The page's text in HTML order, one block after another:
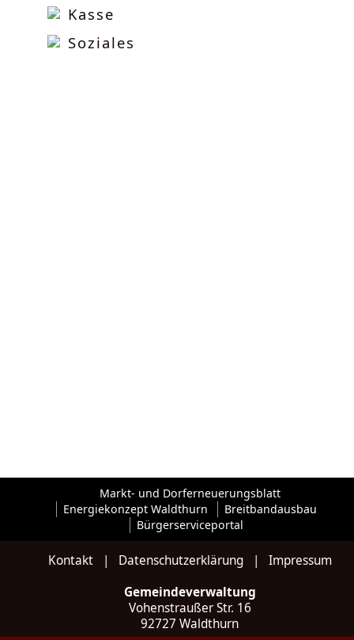
Kasse
Soziales
Markt- und Dorferneuerungsblatt
Energiekonzept Waldthurn
Breitbandausbau
Bürgerserviceportal
Kontakt| Datenschutzerklärung| Impressum
Gemeindeverwaltung
Vohenstraußer Str. 16
92727 Waldthurn